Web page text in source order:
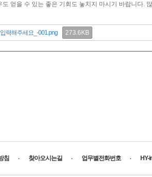
도 얻을 수 있는 좋은 기회도 놓치지 마시기 바랍니다.
력해주세요_-001.png 273.6KB
침 찾아오시는길 업무별전화번호 HY-